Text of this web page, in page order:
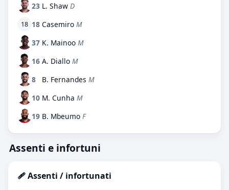
23 L. Shaw D
18 18 Casemiro M
37 K. Mainoo M
16 A. Diallo M
8
B. Fernandes M
10 M. Cunha M
19 B. Mbeumo F
Assenti e infortuni
🩹 Assenti / infortunati